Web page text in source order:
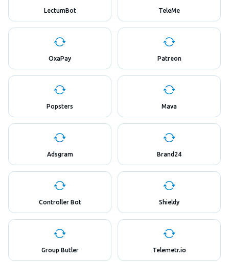
LectumBot TeleMe
OxaPay Patreon
Popsters Mava
Adsgram Brand24
Controller Bot Shieldy
Group Butler Telemetr.io